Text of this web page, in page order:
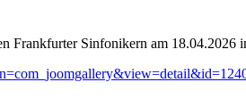
Frankfurter Sinfonikern am 18.04.2026